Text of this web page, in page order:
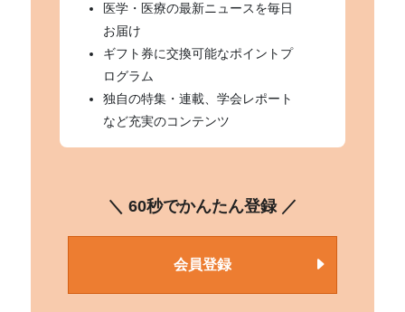
医学・医療の最新ニュースを毎日
お届け
ギフト券に交換可能なポイントプ
ログラム
独自の特集・連載、学会レポート
など充実のコンテンツ
＼ 60秒でかんたん登録 ／
会員登録